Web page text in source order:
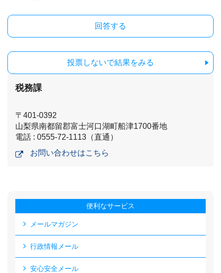
投票しないで結果をみる
税務課
〒401-0392
山梨県南都留郡富士河口湖町船津1700番地
電話 : 0555-72-1113（直通）
お問い合わせはこちら
便利なサービス
メールマガジン
行政情報メール
安心安全メール